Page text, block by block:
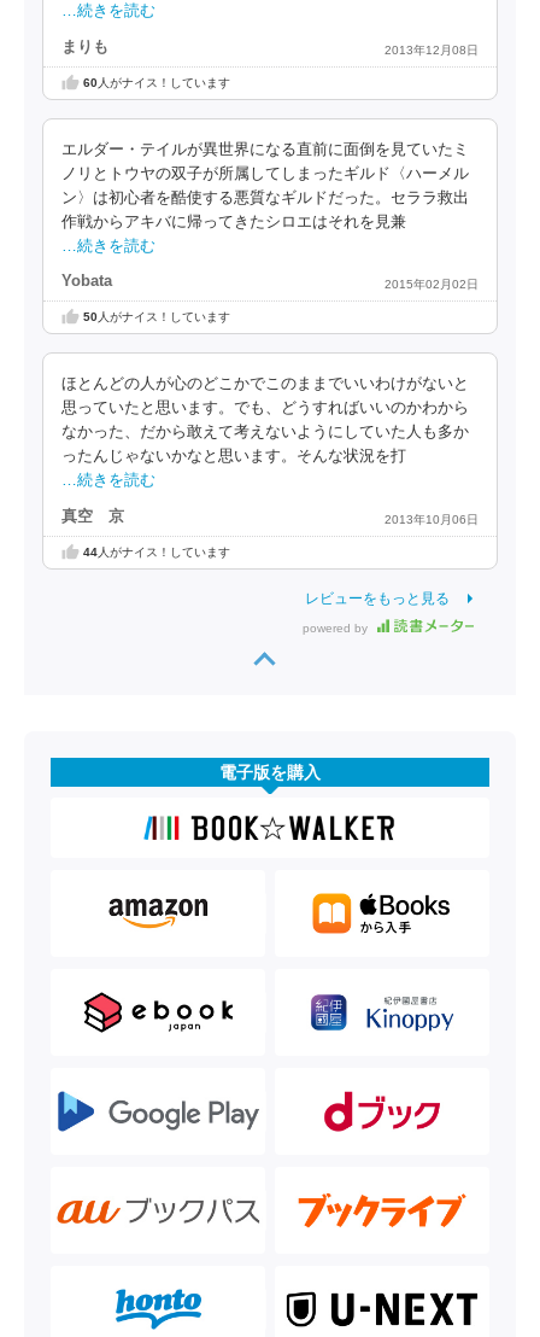
…続きを読む
まりも 2013年12月08日
60人がナイス！しています
エルダー・テイルが異世界になる直前に面倒を見ていたミ
ノリとトウヤの双子が所属してしまったギルド〈ハーメル
ン〉は初心者を酷使する悪質なギルドだった。セララ救出
作戦からアキバに帰ってきたシロエはそれを見兼
…続きを読む
Yobata 2015年02月02日
50人がナイス！しています
ほとんどの人が心のどこかでこのままでいいわけがないと
思っていたと思います。でも、どうすればいいのかわから
なかった、だから敢えて考えないようにしていた人も多か
ったんじゃないかなと思います。そんな状況を打
…続きを読む
真空 京 2013年10月06日
44人がナイス！しています
レビューをもっと見る
powered by
電子版を購入